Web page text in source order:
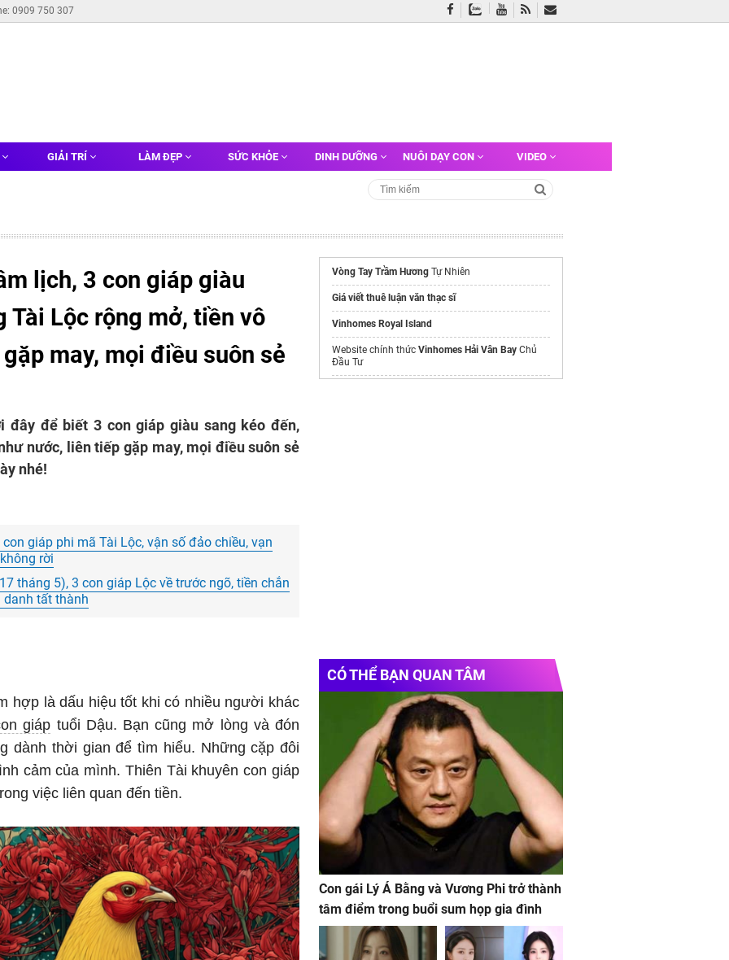
0909 750 307
GIẢI TRÍ LÀM ĐẸP SỨC KHỎE DINH DƯỠNG NUÔI DẠY CON VIDEO
lịch, 3 con giáp giàu
Tài Lộc rộng mở, tiền vô
may, mọi điều suôn sẻ
đây để biết 3 con giáp giàu sang kéo đến,
nước, liên tiếp gặp may, mọi điều suôn sẻ
nhé!
giáp phi mã Tài Lộc, vận số đảo chiều, vạn
rời
tháng 5), 3 con giáp Lộc về trước ngõ, tiền chắn
tất thành
hợp là dấu hiệu tốt khi có nhiều người khác
giáp tuổi Dậu. Bạn cũng mở lòng và đón
dành thời gian để tìm hiểu. Những cặp đôi
cảm của mình. Thiên Tài khuyên con giáp
việc liên quan đến tiền.
Vòng Tay Trầm Hương Tự Nhiên
Giá viết thuê luận văn thạc sĩ
Vinhomes Royal Island
Website chính thức Vinhomes Hải Vân Bay Chủ
Đầu Tư
CÓ THỂ BẠN QUAN TÂM
Con gái Lý Á Bằng và Vương Phi trở thành
tâm điểm trong buổi sum họp gia đình